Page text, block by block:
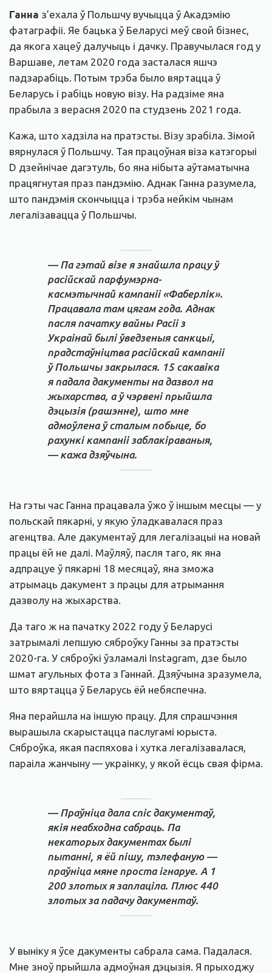
Ганна з’ехала ў Польшчу вучыцца ў Акадэмію
фатаграфіі. Яе бацька ў Беларусі меў свой бізнес,
да якога хацеў далучыць і дачку. Правучылася год у
Варшаве, летам 2020 года засталася яшчэ
падзарабіць. Потым трэба было вяртацца ў
Беларусь і рабіць новую візу. На радзіме яна
прабыла з верасня 2020 па студзень 2021 года.
Кажа, што хадзіла на пратэсты. Візу зрабіла. Зімой
вярнулася ў Польшчу. Тая працоўная віза катэгорыі
D дзейнічае дагэтуль, бо яна нібыта аўтаматычна
працягнутая праз пандэмію. Аднак Ганна разумела,
што пандэмія скончыцца і трэба нейкім чынам
легалізавацца ў Польшчы.
— Па гэтай візе я знайшла працу ў
расійскай парфумэрна-
касмэтычнай кампаніі «Фаберлік».
Працавала там цягам года. Аднак
пасля пачатку вайны Расіі з
Украінай былі ўведзеныя санкцыі,
прадстаўніцтва расійскай кампаніі
ў Польшчы закрылася. 15 сакавіка
я падала дакументы на дазвол на
жыхарства, а ў чэрвені прыйшла
дэцызія (рашэнне), што мне
адмоўлена ў сталым побыце, бо
рахункі кампаніі заблакіраваныя,
— кажа дзяўчына.
На гэты час Ганна працавала ўжо ў іншым месцы — у
польскай пякарні, у якую ўладкавалася праз
агенцтва. Але дакументаў для легалізацыі на новай
працы ёй не далі. Маўляў, пасля таго, як яна
адпрацуе ў пякарні 18 месяцаў, яна зможа
атрымаць дакумент з працы для атрымання
дазволу на жыхарства.
Да таго ж на пачатку 2022 году ў Беларусі
затрымалі лепшую сяброўку Ганны за пратэсты
2020-га. У сяброўкі ўзламалі Instagram, дзе было
шмат агульных фота з Ганнай. Дзяўчына зразумела,
што вяртацца ў Беларусь ёй небяспечна.
Яна перайшла на іншую працу. Для спрашчэння
вырашыла скарыстацца паслугамі юрыста.
Сяброўка, якая паспяхова і хутка легалізавалася,
параіла жанчыну — украінку, у якой ёсць свая фірма.
— Праўніца дала спіс дакументаў,
якія неабходна сабраць. Па
некаторых дакументах былі
пытанні, я ёй пішу, тэлефаную —
праўніца мяне проста ігнаруе. А 1
200 злотых я заплаціла. Плюс 440
злотых за падачу дакументаў.
У выніку я ўсе дакументы сабрала сама. Падалася.
Мне зноў прыйшла адмоўная дэцызія. Я прыходжу